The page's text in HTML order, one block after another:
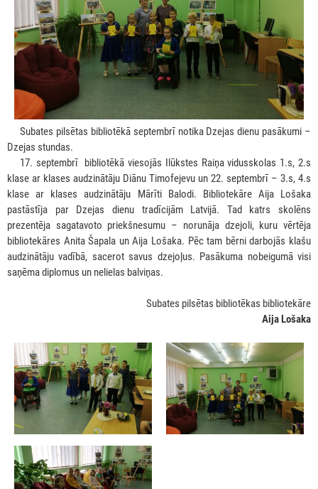
Subates pilsētas bibliotēkā septembrī notika Dzejas dienu pasākumi –
Dzejas stundas.
17. septembrī bibliotēkā viesojās Ilūkstes Raiņa vidusskolas 1.s, 2.s
klase ar klases audzinātāju Diānu Timofejevu un 22. septembrī – 3.s, 4.s
klase ar klases audzinātāju Mārīti Balodi. Bibliotekāre Aija Lošaka
pastāstīja par Dzejas dienu tradīcijām Latvijā. Tad katrs skolēns
prezentēja sagatavoto priekšnesumu – norunāja dzejoli, kuru vērtēja
bibliotekāres Anita Šapala un Aija Lošaka. Pēc tam bērni darbojās klašu
audzinātāju vadībā, sacerot savus dzejoļus. Pasākuma nobeigumā visi
saņēma diplomus un nelielas balviņas.
Subates pilsētas bibliotēkas bibliotekāre
Aija Lošaka